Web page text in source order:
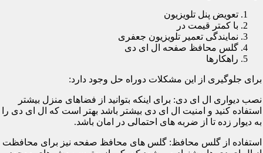
تعویض پنل تلویزیون
با کمتر قیمت در
نمایندگی تعمیر تلویزیون جعفری
گلس محافظ صفحه ال ای دی
راهکارها
برای جلوگیری از این مشکلات دوراه حل وجود دارد:
نصب دیواری ال ای دی: برای اینکه بتوانید از فضاهای منزل بیشتر
استفاده کنید و امنیت ال ای دی بیشتر باشد بهتر است که ال ای دی را
به دیوار زده تا از ضربه های احتمالی در امان باشد.
استفاده از گلس محافظ: گلس های محافظ صفحه نیز برای محافظت